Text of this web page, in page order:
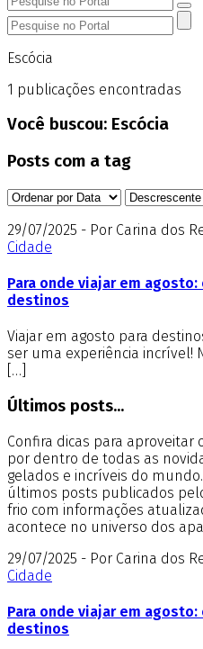
Escócia
1 publicações encontradas
Você buscou: Escócia
Posts com a tag
29/07/2025 - Por Carina dos
Cidade
Para onde viajar em
destinos
Viajar em agosto para
ser uma experiência incrível!
[…]
Últimos posts...
Confira dicas para aproveitar
por dentro de todas as
gelados e incríveis do
últimos posts publicados
frio com informações
acontece no universo dos
29/07/2025 - Por Carina dos
Cidade
Para onde viajar em
destinos